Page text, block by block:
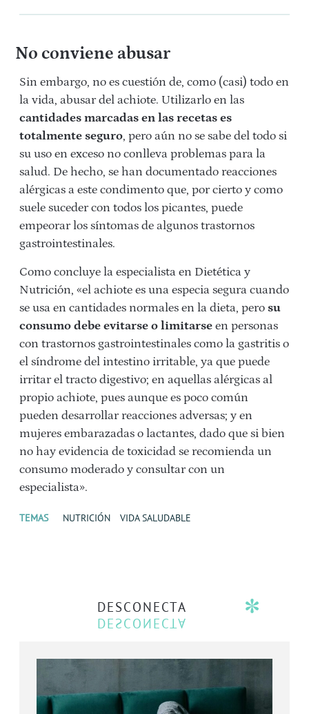
No conviene abusar
Sin embargo, no es cuestión de, como (casi) todo en
la vida, abusar del achiote. Utilizarlo en las
cantidades marcadas en las recetas es
totalmente seguro, pero aún no se sabe del todo si
su uso en exceso no conlleva problemas para la
salud. De hecho, se han documentado reacciones
alérgicas a este condimento que, por cierto y como
suele suceder con todos los picantes, puede
empeorar los síntomas de algunos trastornos
gastrointestinales.
Como concluye la especialista en Dietética y
Nutrición, «el achiote es una especia segura cuando
se usa en cantidades normales en la dieta, pero su
consumo debe evitarse o limitarse en personas
con trastornos gastrointestinales como la gastritis o
el síndrome del intestino irritable, ya que puede
irritar el tracto digestivo; en aquellas alérgicas al
propio achiote, pues aunque es poco común
pueden desarrollar reacciones adversas; y en
mujeres embarazadas o lactantes, dado que si bien
no hay evidencia de toxicidad se recomienda un
consumo moderado y consultar con un
especialista».
TEMAS NUTRICIÓN VIDA SALUDABLE
DESCONECTA